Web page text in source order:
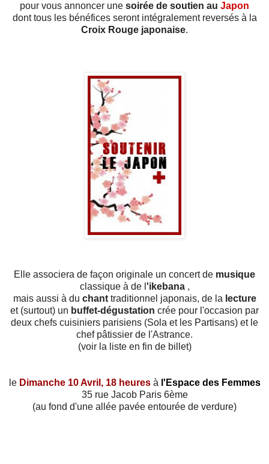
pour vous annoncer une soirée de soutien au Japon
dont tous les bénéfices seront intégralement reversés à la
Croix Rouge japonaise.
Elle associera de façon originale un concert de musique
classique à de l 'ikebana,
mais aussi à du chanttraditionnel japonais, de la lecture
et (surtout) un buffet-dégustation crée pour l'occasion par
deux chefs cuisiniers parisiens (Sola et les Partisans) et le
chef pâtissier de l'Astrance.
(voir la liste en fin de billet)
leDimanche 10 Avril, 18 heuresà l'Espace des Femmes
35 rue Jacob Paris 6ème
(au fond d'une allée pavée entourée de verdure)